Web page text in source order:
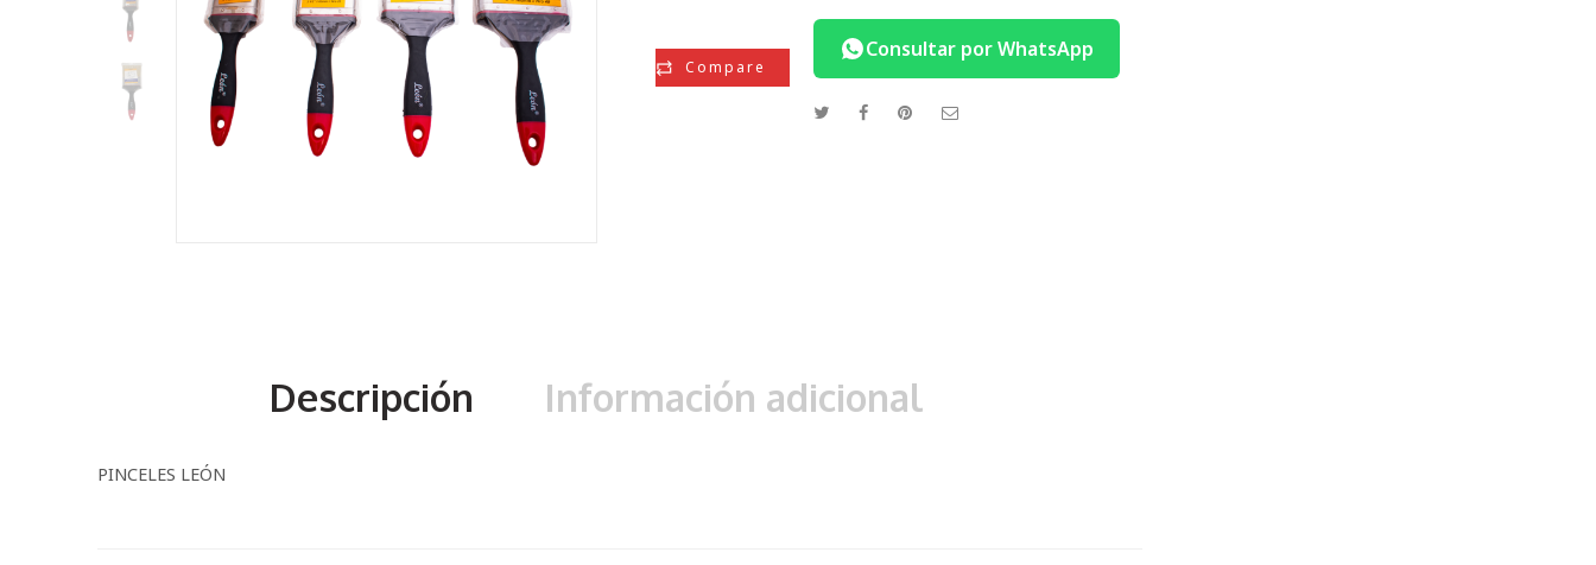
Consultar por WhatsApp
Compare
Descripción Información adicional
PINCELES LEÓN